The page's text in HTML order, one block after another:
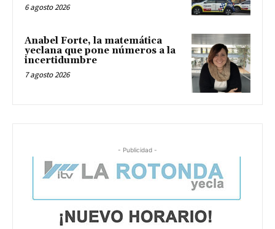
6 agosto 2026
Anabel Forte, la matemática
yeclana que pone números a la
incertidumbre
7 agosto 2026
- Publicidad -